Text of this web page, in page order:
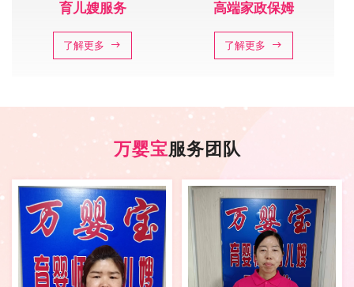
育儿嫂服务
了解更多
高端家政保姆
了解更多
万婴宝服务团队